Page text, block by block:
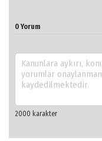
0 Yorum